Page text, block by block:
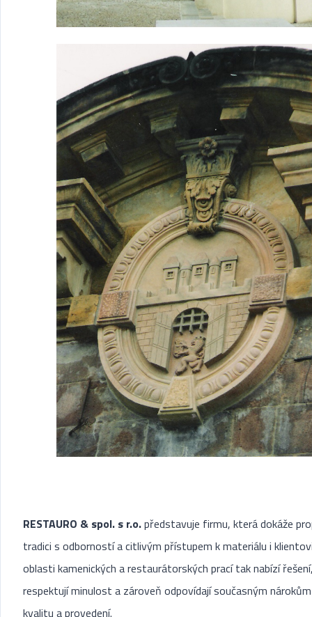
RESTAURO & spol. s r.o.představuje firmu, která dokáže
tradici s odborností a citlivým přístupem k materiálu i
oblasti kamenických a restaurátorských prací tak nabízí
respektují minulost a zároveň odpovídají současným
kvalitu a provedení.